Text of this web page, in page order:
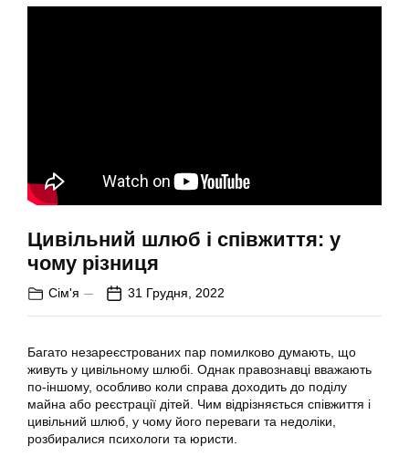
Цивільний шлюб і співжиття: у
чому різниця
Сім'я 31 Грудня, 2022
Багато незареєстрованих пар помилково думають, що
живуть у цивільному шлюбі. Однак правознавці вважають
по-іншому, особливо коли справа доходить до поділу
майна або реєстрації дітей. Чим відрізняється співжиття і
цивільний шлюб, у чому його переваги та недоліки,
розбиралися психологи та юристи.